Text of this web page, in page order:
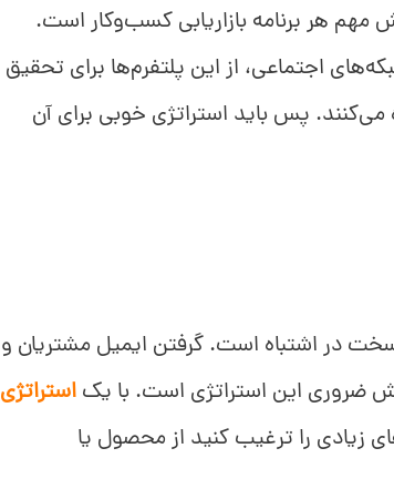
مهم هر برنامه بازاریابی کسب‌وکار است.
54% کاربران شبکه‌های اجتماعی، از این پلتفرم‌ها برای تحقیق
پس باید استراتژی خوبی برای آن
در اشتباه است. گرفتن ایمیل مشتریان و
بخش ضروری این استراتژی است. با یک استراتژی
زیادی را ترغیب کنید از محصول یا